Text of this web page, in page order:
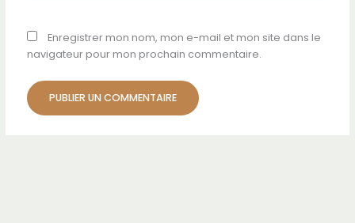
Enregistrer mon nom, mon e-mail et mon site dans le
navigateur pour mon prochain commentaire.